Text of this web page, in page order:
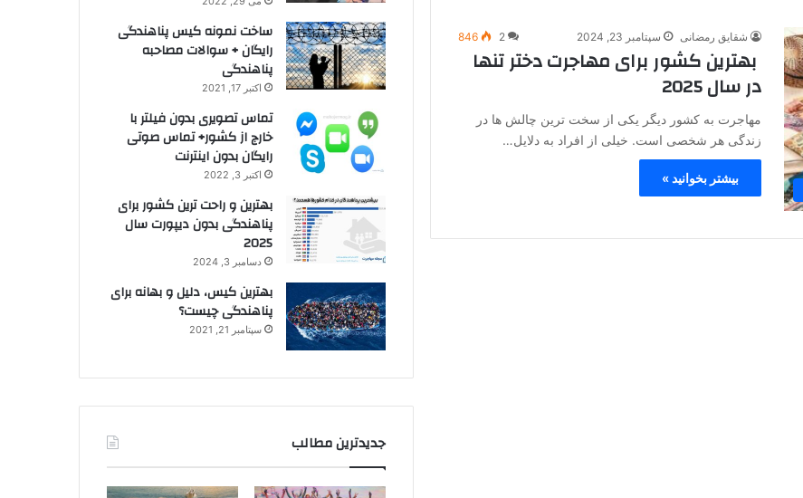
شقایق رمضانی سپتامبر 23, 2024 2
846
بهترین کشور برای مهاجرت دختر تنها
در سال 2025
مهاجرت به کشور دیگر یکی از سخت ترین چالش ها در
زندگی هر شخصی است. خیلی از افراد به دلایل…
بیشتر بخوانید »
ساخت نمونه کیس پناهندگی
رایگان + سوالات مصاحبه
پناهندگی
اکتبر 17, 2021
تماس تصویری بدون فیلتر با
خارج از کشور+ تماس صوتی
رایگان بدون اینترنت
اکتبر 3, 2022
بهترین و راحت ترین کشور برای
پناهندگی بدون دیپورت سال
2025
دسامبر 3, 2024
بهترین کیس، دلیل و بهانه برای
پناهندگی چیست؟
سپتامبر 21, 2021
جدیدترین مطالب